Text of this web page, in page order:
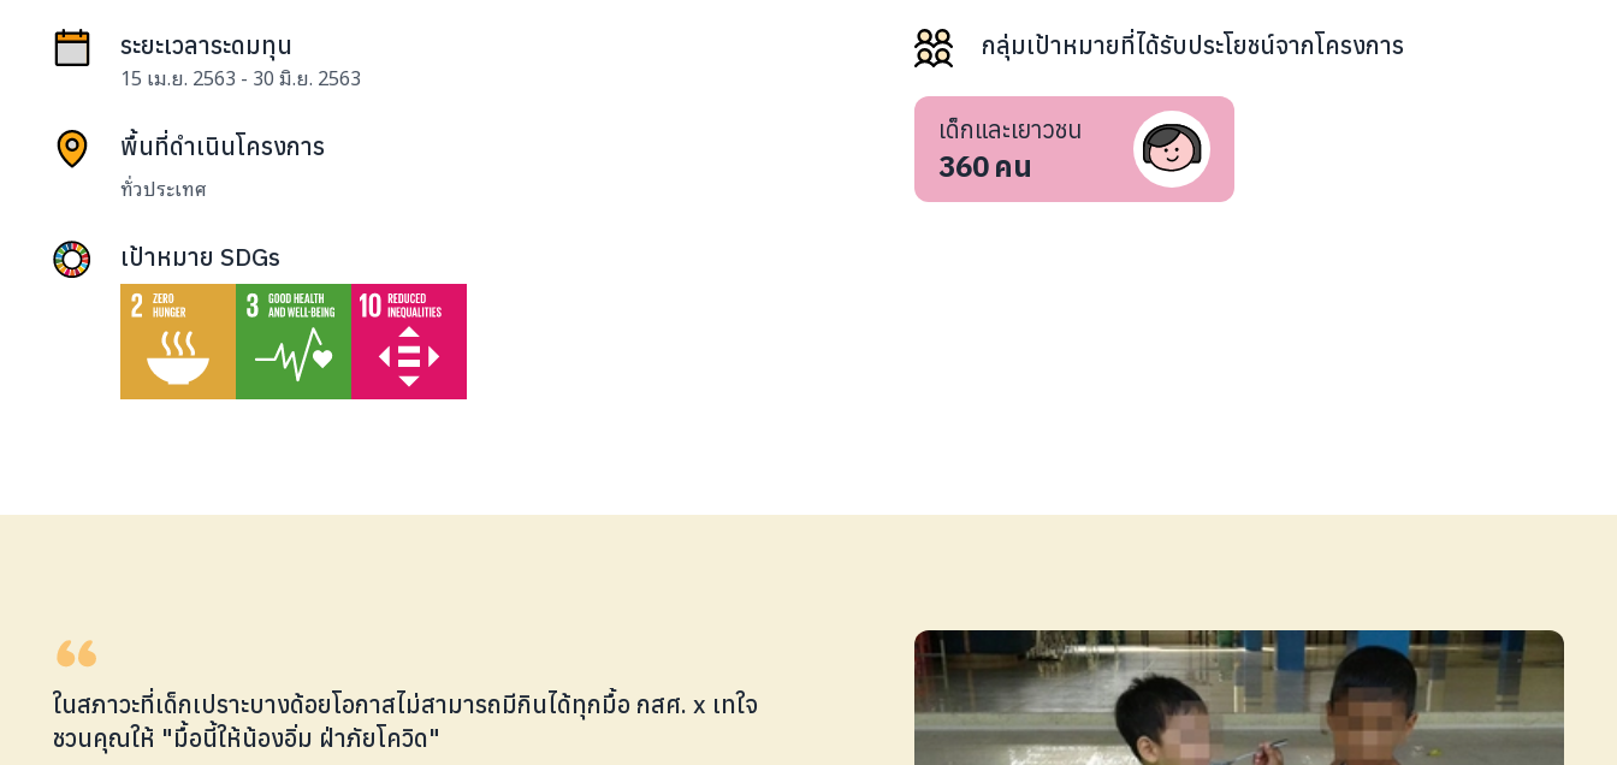
ระยะเวลาระดมทุน
15 เม.ย. 2563 - 30 มิ.ย. 2563
พื้นที่ดำเนินโครงการ
ทั่วประเทศ
เป้าหมาย SDGs
กลุ่มเป้าหมายที่ได้รับประโยชน์จากโครงการ
เด็กและเยาวชน
360 คน
ในสภาวะที่เด็กเปราะบางด้อยโอกาสไม่สามารถมีกินได้ทุกมื้อ กสศ. x เทใจ
ชวนคุณให้ "มื้อนี้ให้น้องอิ่ม ฝ่าภัยโควิด"